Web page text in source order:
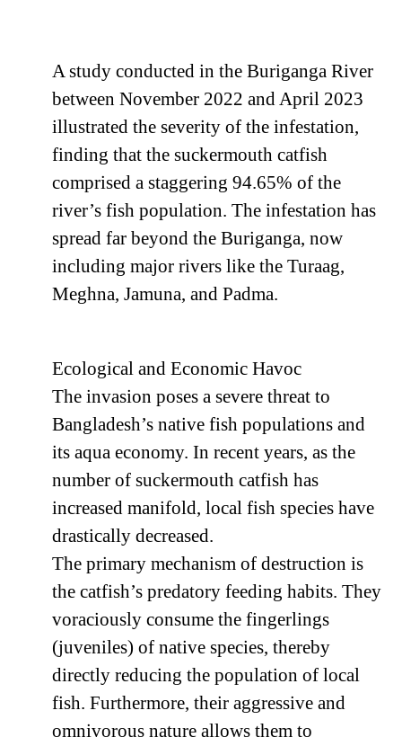
A study conducted in the Buriganga River
between November 2022 and April 2023
illustrated the severity of the infestation,
finding that the suckermouth catfish
comprised a staggering 94.65% of the
river’s fish population. The infestation has
spread far beyond the Buriganga, now
including major rivers like the Turaag,
Meghna, Jamuna, and Padma.
Ecological and Economic Havoc
The invasion poses a severe threat to
Bangladesh’s native fish populations and
its aqua economy. In recent years, as the
number of suckermouth catfish has
increased manifold, local fish species have
drastically decreased.
The primary mechanism of destruction is
the catfish’s predatory feeding habits. They
voraciously consume the fingerlings
(juveniles) of native species, thereby
directly reducing the population of local
fish. Furthermore, their aggressive and
omnivorous nature allows them to